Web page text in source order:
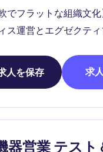
軟でフラットな組織文
ス運営とエグゼクテ
人を保存 求
器営業 テス